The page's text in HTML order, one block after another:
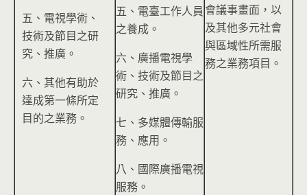
五、電視學術、
技術及節目之研
究、推廣。
六、其他有助於
達成第一條所定
目的之業務。
五、電臺工作人員
之養成。
六、廣播電視學
術、技術及節目之
研究、推廣。
七、多媒體傳輸服
務、應用。
八、國際廣播電視
服務。
會議事畫面，以
及其他多元社會
與區域性所需服
務之業務項目。